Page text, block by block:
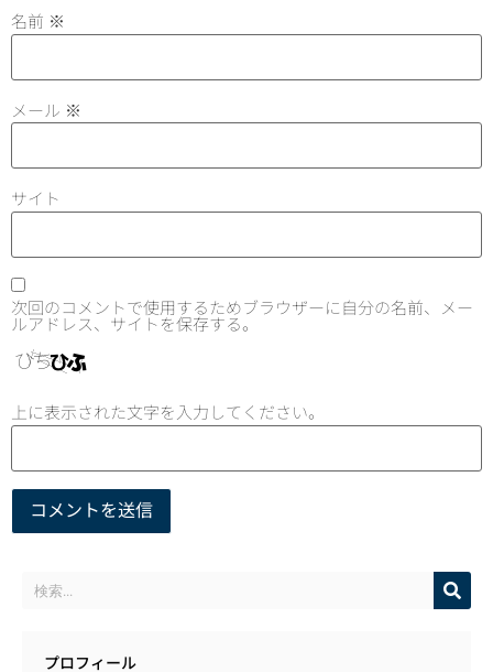
名前 ※
メール ※
サイト
次回のコメントで使用するためブラウザーに自分の名前、メー
ルアドレス、サイトを保存する。
上に表示された文字を入力してください。
プロフィール